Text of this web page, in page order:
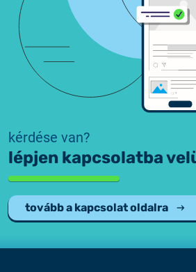
kérdése van?
lépjen kapcsolatba
tovább a kapcsolat oldalra